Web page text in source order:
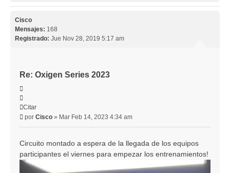
Cisco
Mensajes: 168
Registrado: Jue Nov 28, 2019 5:17 am
Re: Oxigen Series 2023
Citar
Mensaje
por Cisco » Mar Feb 14, 2023 4:34 am
Circuito montado a espera de la llegada de los equipos
participantes el viernes para empezar los entrenamientos!